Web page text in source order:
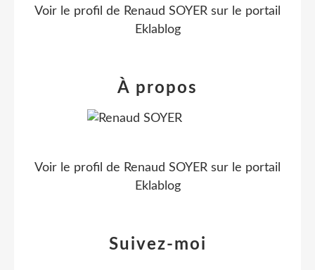
Voir le profil de Renaud SOYER sur le portail
Eklablog
Suivez-moi
À propos
Voir le profil de Renaud SOYER sur le portail
Eklablog